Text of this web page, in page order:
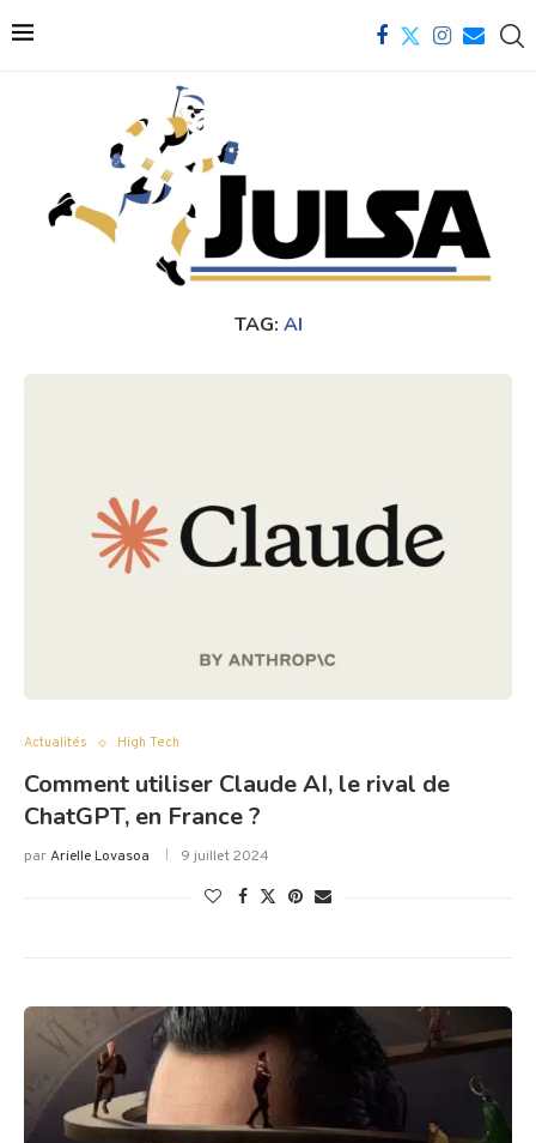
TAG: AI
Actualités High Tech
Comment utiliser Claude AI, le rival de
ChatGPT, en France ?
parArielle Lovasoa 9 juillet 2024